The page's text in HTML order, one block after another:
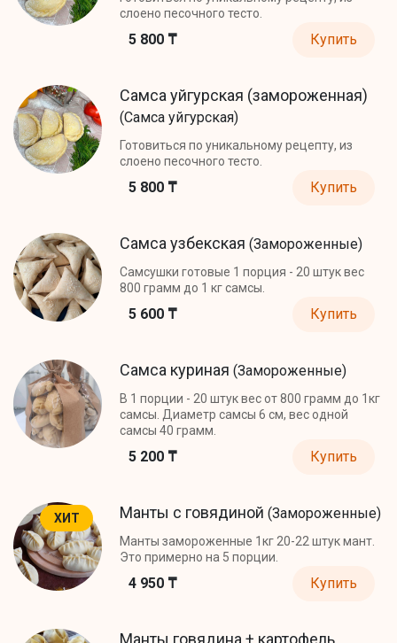
слоено песочного тесто.
5 800 ₸ Купить
Самса уйгурская (замороженная)
(Самса уйгурская)
Готовиться по уникальному рецепту, из
слоено песочного тесто.
5 800 ₸ Купить
Самса узбекская (Замороженные)
Самсушки готовые 1 порция - 20 штук вес
800 грамм до 1 кг самсы.
5 600 ₸ Купить
Самса куриная (Замороженные)
В 1 порции - 20 штук вес от 800 грамм до 1кг
самсы. Диаметр самсы 6 см, вес одной
самсы 40 грамм.
5 200 ₸ Купить
ХИТ Манты с говядиной (Замороженные)
Манты замороженные 1кг 20-22 штук мант.
Это примерно на 5 порции.
4 950 ₸ Купить
Манты говядина + картофель